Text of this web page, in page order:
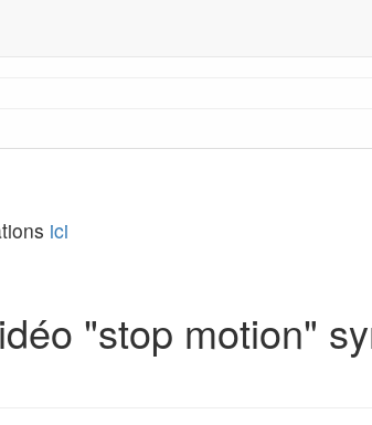
ici
"stop motion"